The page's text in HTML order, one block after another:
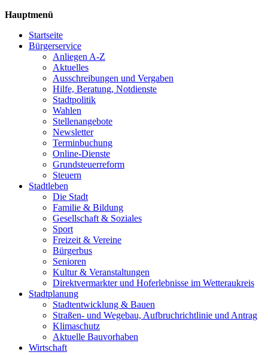
Hauptmenü
Startseite
Bürgerservice
Anliegen A-Z
Aktuelles
Ausschreibungen und Vergaben
Hilfe, Beratung, Notdienste
Stadtpolitik
Wahlen
Stellenangebote
Newsletter
Terminbuchung
Online-Dienste
Grundsteuerreform
Steuern
Stadtleben
Die Stadt
Familie & Bildung
Gesellschaft & Soziales
Sport
Freizeit & Vereine
Bürgerbus
Senioren
Kultur & Veranstaltungen
Direktvermarkter und Hoferlebnisse im Wetteraukreis
Stadtplanung
Stadtentwicklung & Bauen
Straßen- und Wegebau, Aufbruchrichtlinie und Antrag
Klimaschutz
Aktuelle Bauvorhaben
Wirtschaft